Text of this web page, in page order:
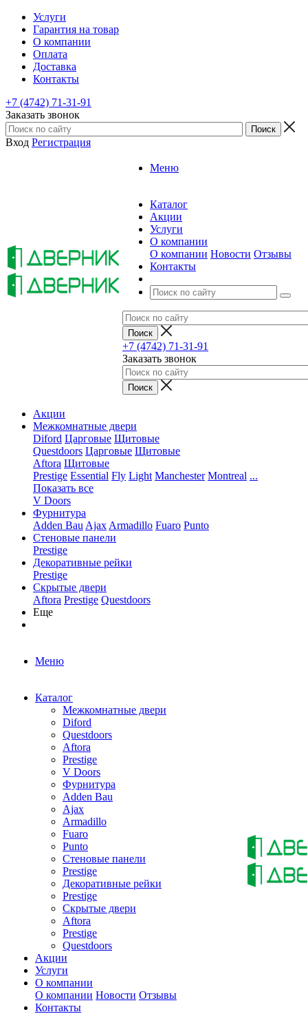
Услуги
Гарантия на товар
О компании
Оплата
Доставка
Контакты
+7 (4742) 71-31-91
Заказать звонок
Вход Регистрация
Меню
Каталог
Акции
Услуги
О компании
О компании Новости Отзывы
Контакты
+7 (4742) 71-31-91
Заказать звонок
Акции
Межкомнатные двери
Diford Царговые Щитовые
Questdoors Царговые Щитовые
Aftora Щитовые
Prestige Essential Fly Light Manchester Montreal ...
Показать все
V Doors
Фурнитура
Adden Bau Ajax Armadillo Fuaro Punto
Стеновые панели
Prestige
Декоративные рейки
Prestige
Скрытые двери
Aftora Prestige Questdoors
Еще
Меню
Каталог
Межкомнатные двери
Diford
Questdoors
Aftora
Prestige
V Doors
Фурнитура
Adden Bau
Ajax
Armadillo
Fuaro
Punto
Стеновые панели
Prestige
Декоративные рейки
Prestige
Скрытые двери
Aftora
Prestige
Questdoors
Акции
Услуги
О компании
О компании Новости Отзывы
Контакты